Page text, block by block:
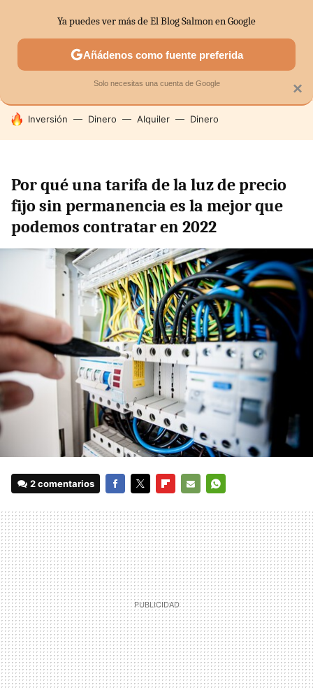
SECTORES ECONOMÍA DOMÉSTICA MERCADOS
HOY SE HABLA DE
Inversión Dinero Alquiler Dinero
Por qué una tarifa de la luz de precio
fijo sin permanencia es la mejor que
podemos contratar en 2022
2 comentarios
MAIL
×
Ya puedes ver más de El Blog Salmon en Google
Añádenos como fuente preferida
Solo necesitas una cuenta de Google